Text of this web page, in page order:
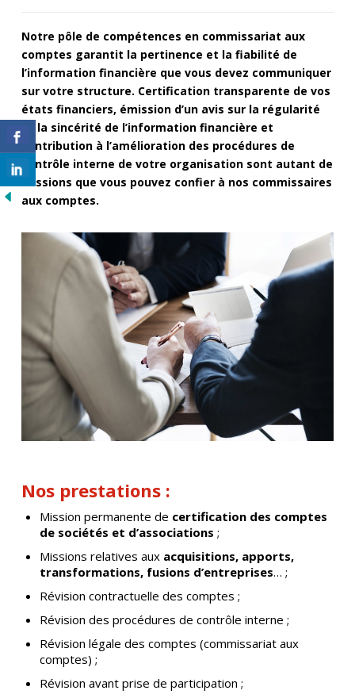
Notre pôle de compétences en commissariat aux
comptes garantit la pertinence et la fiabilité de
l’information financière que vous devez communiquer
sur votre structure. Certification transparente de vos
états financiers, émission d’un avis sur la régularité
et la sincérité de l’information financière et
contribution à l’amélioration des procédures de
contrôle interne de votre organisation sont autant de
missions que vous pouvez confier à nos commissaires
aux comptes.
Nos prestations :
Mission permanente de certification des comptes
de sociétés et d’associations ;
Missions relatives aux acquisitions, apports,
transformations, fusions d’entreprises… ;
Révision contractuelle des comptes ;
Révision des procédures de contrôle interne ;
Révision légale des comptes (commissariat aux
comptes) ;
Révision avant prise de participation ;